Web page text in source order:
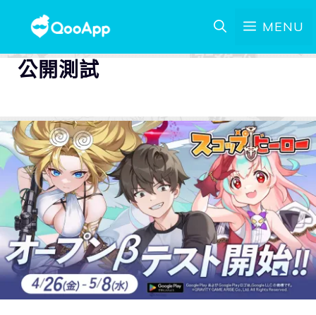
MENU
公開測試